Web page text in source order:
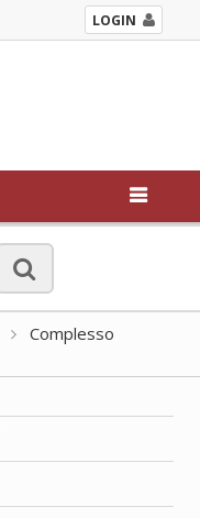
LOGIN
Complesso